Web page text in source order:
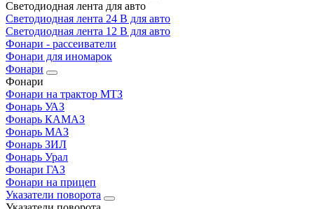
Светодиодная лента для авто
Светодиодная лента 24 В для авто
Светодиодная лента 12 В для авто
Фонари - рассеиватели
Фонари для иномарок
Фонари
Фонари
Фонари на трактор МТЗ
Фонарь УАЗ
Фонарь КАМАЗ
Фонарь МАЗ
Фонарь ЗИЛ
Фонарь Урал
Фонари ГАЗ
Фонари на прицеп
Указатели поворота